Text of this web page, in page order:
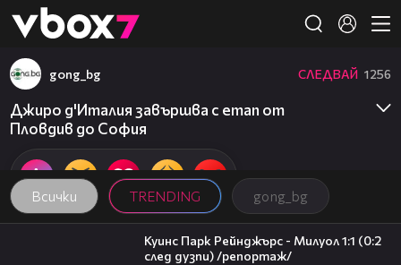
👾
Всички TRENDING gong_bg
gong_bg СЛЕДВАЙ 1256
Джиро д'Италия завършва с етап от
Пловдив до София
08:50
Куинс Парк Рейнджърс - Милуол 1:1 (0:2
след дузпи) /репортаж/